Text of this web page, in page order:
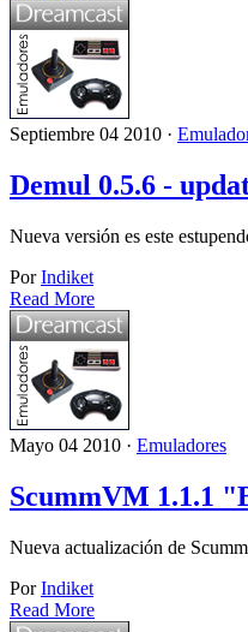
Septiembre 04 2010 ·
Demul 0.5.6 -
Nueva versión es este
PorIndiket
Read More
Mayo 04 2010 · Emuladores
ScummVM 1.1.1
Nueva actualización de
PorIndiket
Read More